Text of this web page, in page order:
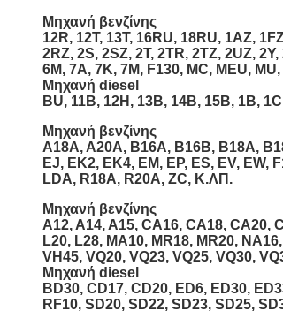
Μηχανή βενζίνης
12R, 12T, 13T, 16RU, 18RU, 1AZ,
2RZ, 2S, 2SZ, 2T, 2TR, 2TZ, 2UZ,
6M, 7A, 7K, 7M, F130, MC, MEU,
Μηχανή diesel
BU, 11B, 12H, 13B, 14B, 15B, 1B,
Μηχανή βενζίνης
A18A, A20A, B16A, B16B, B18A,
EJ, EK2, EK4, EM, EP, ES, EV,
LDA, R18A, R20A, ZC, Κ.ΛΠ.
Μηχανή βενζίνης
A12, A14, A15, CA16, CA18, CA20,
L20, L28, MA10, MR18, MR20,
VH45, VQ20, VQ23, VQ25, VQ30,
Μηχανή diesel
BD30, CD17, CD20, ED6, ED30,
RF10, SD20, SD22, SD23, SD25,